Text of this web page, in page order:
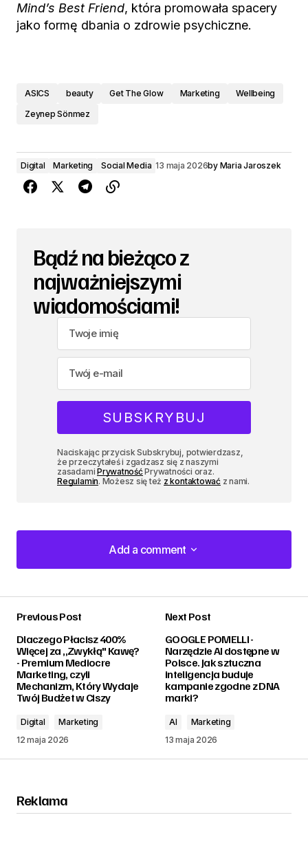
Mind’s Best Friend, która promowała spacery
jako formę dbania o zdrowie psychiczne.
ASICS beauty Get The Glow Marketing
Wellbeing
Zeynep Sönmez
Digital Marketing Social Media 13 maja 2026by Maria Jaroszek
Bądź na bieżąco z
najważniejszymi
wiadomościami!
Naciskając przycisk Subskrybuj, potwierdzasz,
że przeczytałeś i zgadzasz się z naszymi
zasadamiPrywatnośćPrywatności oraz.
Regulamin. Możesz się też z kontaktowaćz nami.
Add a comment
Add a comment
Previous Post
Dlaczego Płacisz 400%
Więcej za „Zwykłą" Kawę?
- Premium Mediocre
Marketing, czyli
Mechanizm, Który Wydaje
Twój Budżet w Ciszy
Digital
Marketing
12 maja 2026
Next Post
GOOGLE POMELLI -
Narzędzie AI dostępne w
Polsce. Jak sztuczna
inteligencja buduje
kampanie zgodne z DNA
marki?
AI
Marketing
13 maja 2026
Reklama